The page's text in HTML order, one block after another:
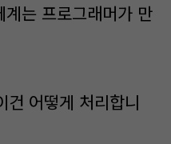
는 프로그래머가 만
건 어떻게 처리합니